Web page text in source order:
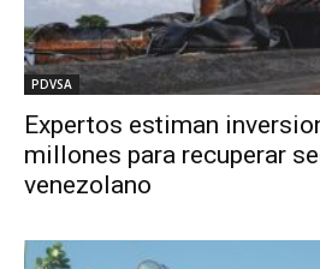
PDVSA
Expertos estiman
millones para recuperar
venezolano